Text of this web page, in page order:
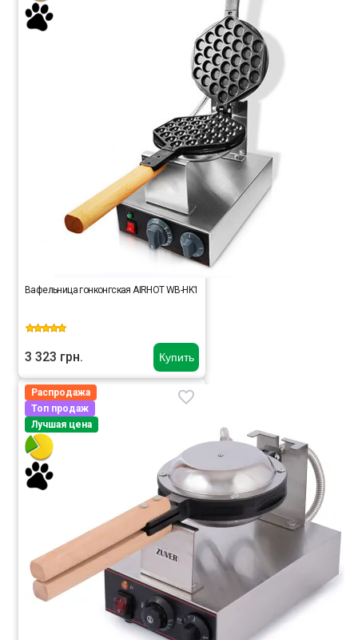
Купить
Вафельница гонконгская AIRHOT WB-HK1
3 323 грн.
Распродажа
Топ продаж
Лучшая цена